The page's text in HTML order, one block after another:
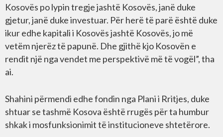
Kosovës po lypin tregje jashtë Kosovës, janë duke
gjetur, janë duke investuar. Për herë të parë është duke
ikur edhe kapitali i Kosovës jashtë Kosovës, jo më
vetëm njerëz të papunë. Dhe gjithë kjo Kosovën e
rendit një nga vendet me perspektivë më të vogël”, tha
ai.
Shahini përmendi edhe fondin nga Plani i Rritjes, duke
shtuar se tashmë Kosova është rrugës për ta humbur
shkak i mosfunksionimit të institucioneve shtetërore.